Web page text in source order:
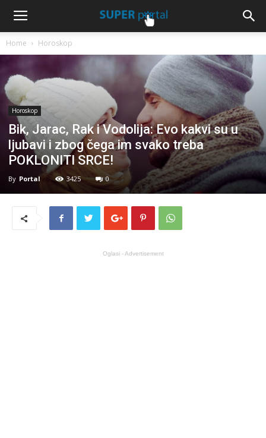
Home Horoskop
Horoskop
Bik, Jarac, Rak i Vodolija: Evo kakvi su u
ljubavi i zbog čega im svako treba
POKLONITI SRCE!
By Portal 3425 0
Oglasi - Advertisement